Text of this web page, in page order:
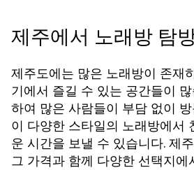
제주에서 노래방 탐
제주도에는 많은 노래방이 존재
기에서 즐길 수 있는 공간들이
하여 많은 사람들이 부담 없이
이 다양한 스타일의 노래방에서
운 시간을 보낼 수 있습니다. 제
그 가격과 함께 다양한 선택지에